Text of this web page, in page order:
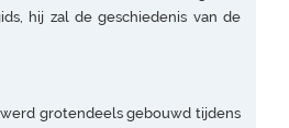
hij zal de geschiedenis van de
grotendeels gebouwd tijdens